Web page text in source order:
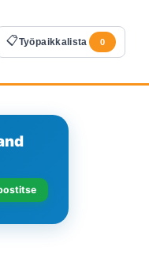
📋Työpaikkalista 0